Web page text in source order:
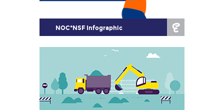
NOC*NSF Infographic